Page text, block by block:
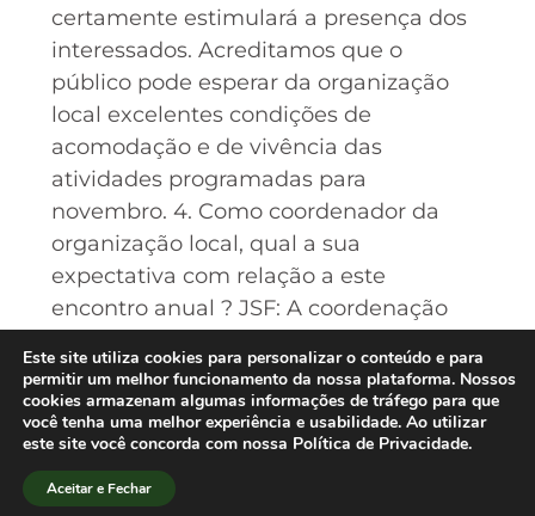
certamente estimulará a presença dos
interessados. Acreditamos que o
público pode esperar da organização
local excelentes condições de
acomodação e de vivência das
atividades programadas para
novembro. 4. Como coordenador da
organização local, qual a sua
expectativa com relação a este
encontro anual ? JSF: A coordenação
expectativa muito otimista, tanto em
relação ao público externo quanto em
relação à presença no encontro dos
professores e dos alunos do Póscom.
[/lang_pt]
Este site utiliza cookies para personalizar o conteúdo e para
permitir um melhor funcionamento da nossa plataforma. Nossos
cookies armazenam algumas informações de tráfego para que
você tenha uma melhor experiência e usabilidade. Ao utilizar
este site você concorda com nossa Política de Privacidade.
Aceitar e Fechar